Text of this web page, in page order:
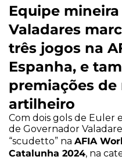
Equipe
Valadares
três jogos na
Espanha, e
premiações
artilheiro
Com dois gols de Euler
de Governador
“scudetto” na AFIA
Catalunha 2024, na